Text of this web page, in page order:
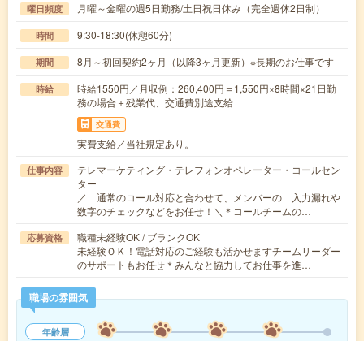
曜日頻度 月曜～金曜の週5日勤務/土日祝日休み（完全週休2日制）
時間 9:30-18:30(休憩60分)
期間 8月～初回契約2ヶ月（以降3ヶ月更新）※長期のお仕事です
時給
時給1550円／月収例：260,400円＝1,550円×8時間×21日勤
務の場合＋残業代、交通費別途支給
交通費
実費支給／当社規定あり。
仕事内容
テレマーケティング・テレフォンオペレーター・コールセン
ター
／ 通常のコール対応と合わせて、メンバーの 入力漏れや
数字のチェックなどをお任せ！＼＊コールチームの…
応募資格
職種未経験OK / ブランクOK
未経験ＯＫ！電話対応のご経験も活かせますチームリーダー
のサポートもお任せ＊みんなと協力してお仕事を進…
職場の雰囲気
年齢層